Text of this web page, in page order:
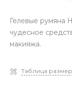
Гелевые румяна
чудесное
макияжа.
Таблица